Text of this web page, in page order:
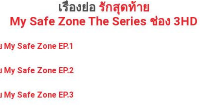
เรื่องย่อ รักสุดท้าย
My Safe Zone The Series ช่อง 3HD
My Safe Zone EP.1
My Safe Zone EP.2
My Safe Zone EP.3